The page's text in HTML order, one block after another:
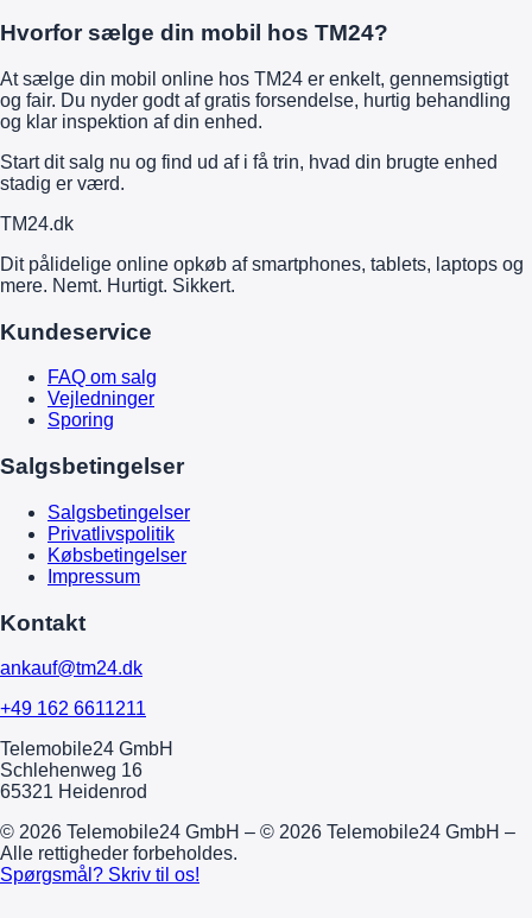
Hvorfor sælge din mobil hos TM24?
At sælge din mobil online hos TM24 er enkelt, gennemsigtigt
og fair. Du nyder godt af gratis forsendelse, hurtig behandling
og klar inspektion af din enhed.
Start dit salg nu og find ud af i få trin, hvad din brugte enhed
stadig er værd.
TM24.dk
Dit pålidelige online opkøb af smartphones, tablets, laptops og
mere. Nemt. Hurtigt. Sikkert.
Kundeservice
FAQ om salg
Vejledninger
Sporing
Salgsbetingelser
Salgsbetingelser
Privatlivspolitik
Købsbetingelser
Impressum
Kontakt
ankauf@tm24.dk
+49 162 6611211
Telemobile24 GmbH
Schlehenweg 16
65321 Heidenrod
© 2026 Telemobile24 GmbH – © 2026 Telemobile24 GmbH –
Alle rettigheder forbeholdes.
Spørgsmål? Skriv til os!